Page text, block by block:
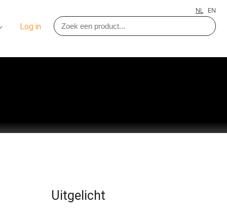
NL EN
Log in
Uitgelicht